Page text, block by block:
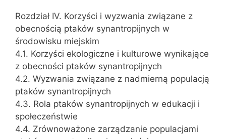
Rozdział IV. Korzyści i wyzwania związane z
obecnością ptaków synantropijnych w
środowisku miejskim
4.1. Korzyści ekologiczne i kulturowe wynikające
z obecności ptaków synantropijnych
4.2. Wyzwania związane z nadmierną populacją
ptaków synantropijnych
4.3. Rola ptaków synantropijnych w edukacji i
społeczeństwie
4.4. Zrównoważone zarządzanie populacjami